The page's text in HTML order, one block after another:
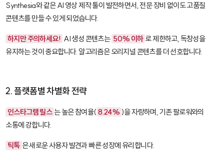
Synthesia와 같은 AI 영상 제작 툴이 발전하면서, 전문 장비 없이도 고품질
콘텐츠를 만들 수 있게 되었습니다.
하지만 주의하세요! AI 생성 콘텐츠는 50% 이하 로 제한하고, 독창성을
유지하는 것이 중요합니다. 알고리즘은 오리지널 콘텐츠를 더 선호합니다.
2. 플랫폼별 차별화 전략
인스타그램 릴스 는 높은 참여율( 8.24% )을 자랑하며, 기존 팔로워와의
소통에 강합니다.
틱톡 은 새로운 사용자 발견과 빠른 성장에 유리합니다.